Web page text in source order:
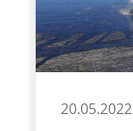
20.05.2022